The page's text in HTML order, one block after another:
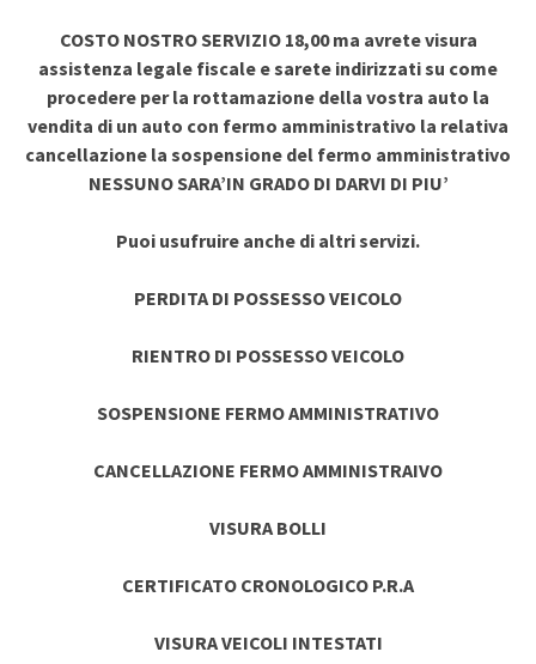
COSTO NOSTRO SERVIZIO 18,00 ma avrete visura
assistenza legale fiscale e sarete indirizzati su come
procedere per la rottamazione della vostra auto la
vendita di un auto con fermo amministrativo la relativa
cancellazione la sospensione del fermo amministrativo
NESSUNO SARA’IN GRADO DI DARVI DI PIU’
Puoi usufruire anche di altri servizi.
PERDITA DI POSSESSO VEICOLO
RIENTRO DI POSSESSO VEICOLO
SOSPENSIONE FERMO AMMINISTRATIVO
CANCELLAZIONE FERMO AMMINISTRAIVO
VISURA BOLLI
CERTIFICATO CRONOLOGICO P.R.A
VISURA VEICOLI INTESTATI